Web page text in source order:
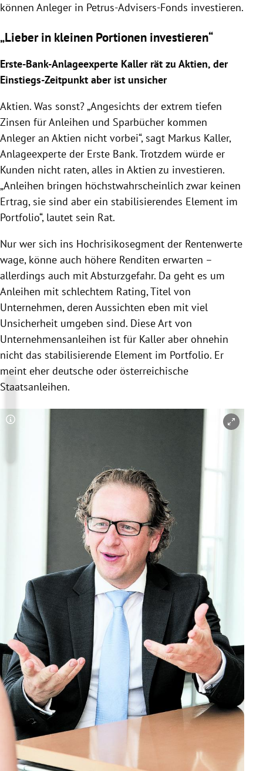
können Anleger in Petrus-Advisers-Fonds investieren.
„Lieber in kleinen Portionen investieren“
Erste-Bank-Anlageexperte Kallerrät zu Aktien, der
Einstiegs-Zeitpunkt aber ist unsicher
Aktien. Was sonst? „Angesichts der extrem tiefen
Zinsen fürAnleihen und Sparbücher kommen
Anleger an Aktien nicht vorbei“, sagt Markus Kaller,
Anlageexperte der Erste Bank. Trotzdem würde er
Kunden nicht raten, alles in Aktien zu investieren.
„Anleihen bringen höchstwahrscheinlich zwar keinen
Ertrag, sie sind aber ein stabilisierendes Element im
Portfolio“, lautet sein Rat.
Nur wer sich ins Hochrisikosegment der Rentenwerte
wage, könne auch höhere Renditen erwarten –
allerdings auch mit Absturzgefahr. Da geht es um
Anleihen mit schlechtem Rating, Titel von
Unternehmen, deren Aussichten eben mit viel
Unsicherheit umgeben sind. Diese Art von
Unternehmensanleihen ist für Kaller aber ohnehin
nicht das stabilisierende Element im Portfolio. Er
meint eher deutsche oder österreichische
Staatsanleihen.
Copyright-Hinweis öffnen/schließen